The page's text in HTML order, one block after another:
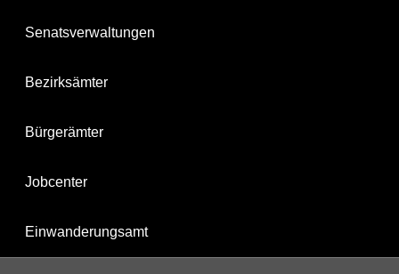
Senatsverwaltungen
Bezirksämter
Bürgerämter
Jobcenter
Einwanderungsamt